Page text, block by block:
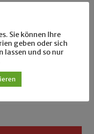
Sie können Ihre
geben oder sich
und so nur